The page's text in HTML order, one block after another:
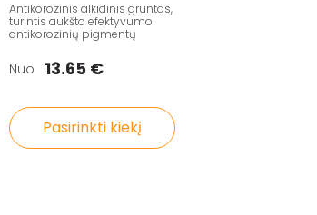
Antikorozinis alkidinis gruntas,
turintis aukšto efektyvumo
antikorozinių pigmentų
Nuo 13.65 €
Pasirinkti kiekį